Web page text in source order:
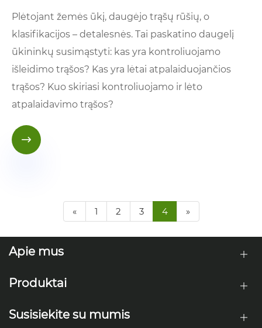
Plėtojant žemės ūkį, daugėjo trąšų rūšių, o
klasifikacijos – detalesnės. Tai paskatino daugelį
ūkininkų susimąstyti: kas yra kontroliuojamo
išleidimo trąšos? Kas yra lėtai atpalaiduojančios
trąšos? Kuo skiriasi kontroliuojamo ir lėto
atpalaidavimo trąšos?

« 1 2 3 4 »
Apie mus
Produktai
Susisiekite su mumis